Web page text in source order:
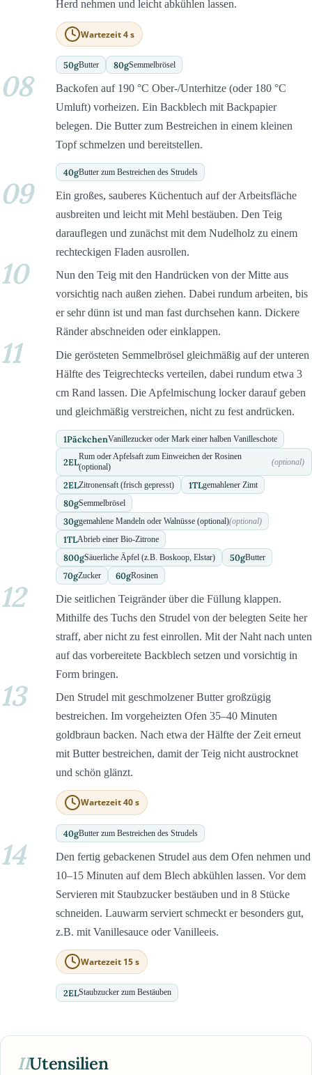
Herd nehmen und leicht abkühlen lassen.
Wartezeit 4 s
50gButter 80gSemmelbrösel
08
Backofen auf 190 °C Ober-/Unterhitze (oder 180 °C
Umluft) vorheizen. Ein Backblech mit Backpapier
belegen. Die Butter zum Bestreichen in einem kleinen
Topf schmelzen und bereitstellen.
40gButter zum Bestreichen des Strudels
09
Ein großes, sauberes Küchentuch auf der Arbeitsfläche
ausbreiten und leicht mit Mehl bestäuben. Den Teig
darauflegen und zunächst mit dem Nudelholz zu einem
rechteckigen Fladen ausrollen.
10
Nun den Teig mit den Handrücken von der Mitte aus
vorsichtig nach außen ziehen. Dabei rundum arbeiten, bis
er sehr dünn ist und man fast durchsehen kann. Dickere
Ränder abschneiden oder einklappen.
11
Die gerösteten Semmelbrösel gleichmäßig auf der unteren
Hälfte des Teigrechtecks verteilen, dabei rundum etwa 3
cm Rand lassen. Die Apfelmischung locker darauf geben
und gleichmäßig verstreichen, nicht zu fest andrücken.
1PäckchenVanillezucker oder Mark einer halben Vanilleschote
2ELRum oder Apfelsaft zum Einweichen der Rosinen
(optional)
(optional)
2ELZitronensaft (frisch gepresst) 1TLgemahlener Zimt
80gSemmelbrösel
30ggemahlene Mandeln oder Walnüsse (optional)(optional)
1TLAbrieb einer Bio-Zitrone
800gSäuerliche Äpfel (z.B. Boskoop, Elstar) 50gButter
70gZucker 60gRosinen
12
Die seitlichen Teigränder über die Füllung klappen.
Mithilfe des Tuchs den Strudel von der belegten Seite her
straff, aber nicht zu fest einrollen. Mit der Naht nach unten
auf das vorbereitete Backblech setzen und vorsichtig in
Form bringen.
13
Den Strudel mit geschmolzener Butter großzügig
bestreichen. Im vorgeheizten Ofen 35–40 Minuten
goldbraun backen. Nach etwa der Hälfte der Zeit erneut
mit Butter bestreichen, damit der Teig nicht austrocknet
und schön glänzt.
Wartezeit 40 s
40gButter zum Bestreichen des Strudels
14
Den fertig gebackenen Strudel aus dem Ofen nehmen und
10–15 Minuten auf dem Blech abkühlen lassen. Vor dem
Servieren mit Staubzucker bestäuben und in 8 Stücke
schneiden. Lauwarm serviert schmeckt er besonders gut,
z.B. mit Vanillesauce oder Vanilleeis.
Wartezeit 15 s
2ELStaubzucker zum Bestäuben
IIUtensilien